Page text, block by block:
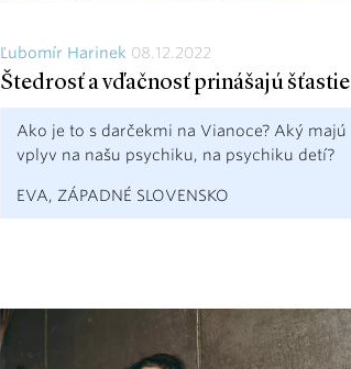
Ľubomír Harinek 08.12.2022
Štedrosť a vďačnosť prinášajú šťastie
Ako je to s darčekmi na Vianoce? Aký majú
vplyv na našu psychiku, na psychiku detí?
EVA, ZÁPADNÉ SLOVENSKO